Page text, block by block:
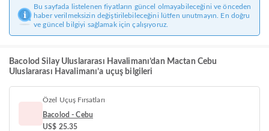
Bu sayfada listelenen fiyatların güncel olmayabileceğini ve önceden
haber verilmeksizin değiştirilebileceğini lütfen unutmayın. En doğru
ve güncel bilgiyi sağlamak için çalışıyoruz.
Bacolod Silay Uluslararası Havalimanı’dan Mactan Cebu
Uluslararası Havalimanı’a uçuş bilgileri
Özel Uçuş Fırsatları
Bacolod - Cebu
US$ 25.35